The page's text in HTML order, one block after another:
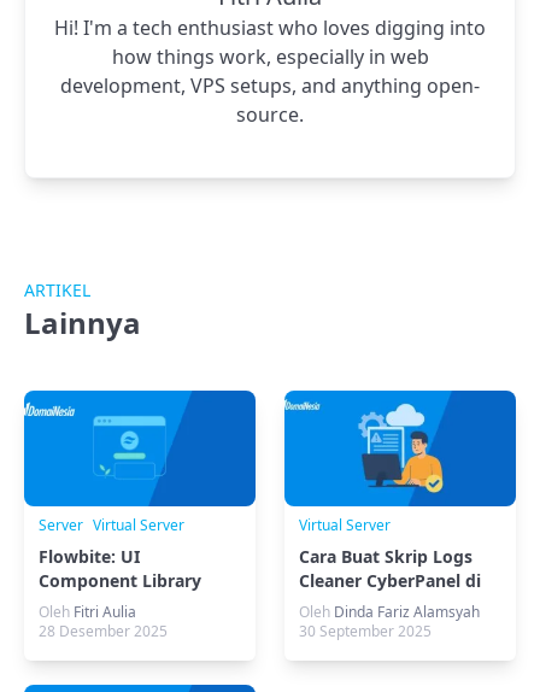
Hi! I'm a tech enthusiast who loves digging into
how things work, especially in web
development, VPS setups, and anything open-
source.
ARTIKEL
Lainnya
Server Virtual Server
Flowbite: UI
Component Library
Modern untuk Tailwind
CSS
Oleh Fitri Aulia
28 Desember 2025
Virtual Server
Cara Buat Skrip Logs
Cleaner CyberPanel di
VPS Ubuntu
Oleh Dinda Fariz Alamsyah
30 September 2025